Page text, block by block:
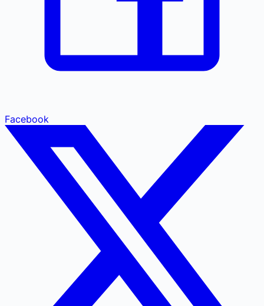
Facebook